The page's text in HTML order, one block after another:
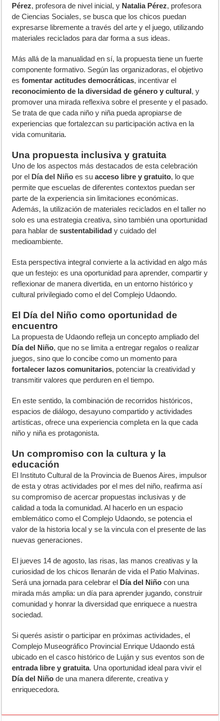
Pérez, profesora de nivel inicial, y Natalia Pérez, profesora
de Ciencias Sociales, se busca que los chicos puedan
expresarse libremente a través del arte y el juego, utilizando
materiales reciclados para dar forma a sus ideas.
Más allá de la manualidad en sí, la propuesta tiene un fuerte
componente formativo. Según las organizadoras, el objetivo
esfomentar actitudes democráticas, incentivar el
reconocimiento de la diversidad de género y cultural , y
promover una mirada reflexiva sobre el presente y el pasado.
Se trata de que cada niño y niña pueda apropiarse de
experiencias que fortalezcan su participación activa en la
vida comunitaria.
Una propuesta inclusiva y gratuita
Uno de los aspectos más destacados de esta celebración
por el Día del Niño es suacceso libre y gratuito, lo que
permite que escuelas de diferentes contextos puedan ser
parte de la experiencia sin limitaciones económicas.
Además, la utilización de materiales reciclados en el taller no
solo es una estrategia creativa, sino también una oportunidad
para hablar desustentabilidad y cuidado del
medioambiente.
Esta perspectiva integral convierte a la actividad en algo más
que un festejo: es una oportunidad para aprender, compartir y
reflexionar de manera divertida, en un entorno histórico y
cultural privilegiado como el del Complejo Udaondo.
El Día del Niño como oportunidad de
encuentro
La propuesta de Udaondo refleja un concepto ampliado del
Día del Niño, que no se limita a entregar regalos o realizar
juegos, sino que lo concibe como un momento para
fortalecer lazos comunitarios, potenciar la creatividad y
transmitir valores que perduren en el tiempo.
En este sentido, la combinación de recorridos históricos,
espacios de diálogo, desayuno compartido y actividades
artísticas, ofrece una experiencia completa en la que cada
niño y niña es protagonista.
Un compromiso con la cultura y la
educación
El Instituto Cultural de la Provincia de Buenos Aires, impulsor
de esta y otras actividades por el mes del niño, reafirma así
su compromiso de acercar propuestas inclusivas y de
calidad a toda la comunidad. Al hacerlo en un espacio
emblemático como el Complejo Udaondo, se potencia el
valor de la historia local y se la vincula con el presente de las
nuevas generaciones.
El jueves 14 de agosto, las risas, las manos creativas y la
curiosidad de los chicos llenarán de vida el Patio Malvinas.
Será una jornada para celebrar el Día del Niño con una
mirada más amplia: un día para aprender jugando, construir
comunidad y honrar la diversidad que enriquece a nuestra
sociedad.
Si querés asistir o participar en próximas actividades, el
Complejo Museográfico Provincial Enrique Udaondo está
ubicado en el casco histórico de Luján y sus eventos son de
entrada libre y gratuita. Una oportunidad ideal para vivir el
Día del Niño de una manera diferente, creativa y
enriquecedora.